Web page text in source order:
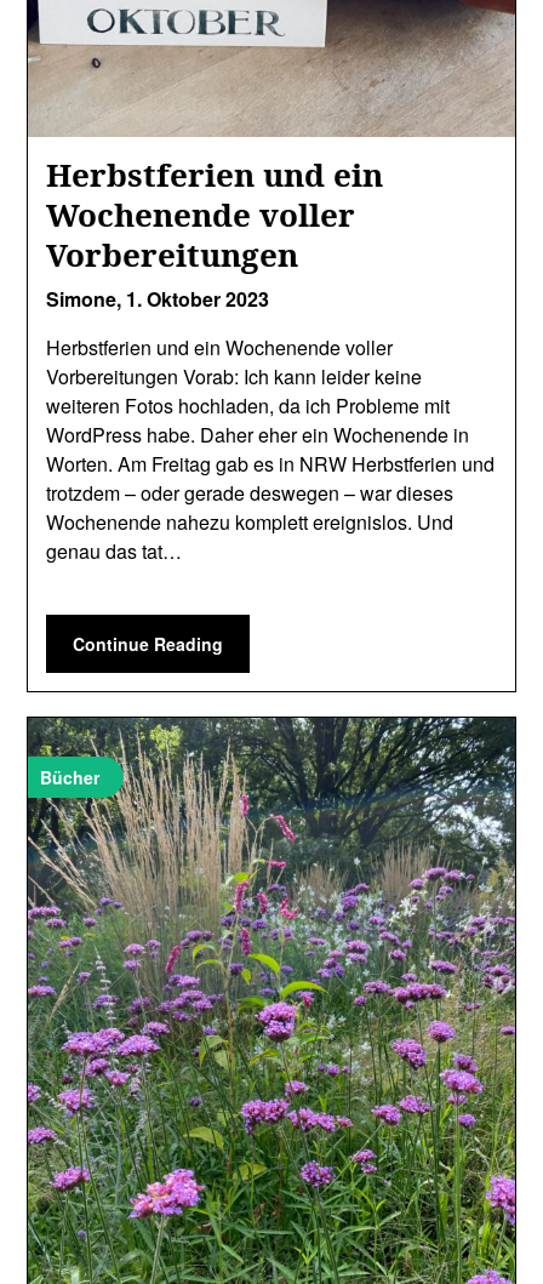
Herbstferien und ein
Wochenende voller
Vorbereitungen
Simone, 1. Oktober 2023
Herbstferien und ein Wochenende voller
Vorbereitungen Vorab: Ich kann leider keine
weiteren Fotos hochladen, da ich Probleme mit
WordPress habe. Daher eher ein Wochenende in
Worten. Am Freitag gab es in NRW Herbstferien und
trotzdem – oder gerade deswegen – war dieses
Wochenende nahezu komplett ereignislos. Und
genau das tat…
Continue Reading
Bücher